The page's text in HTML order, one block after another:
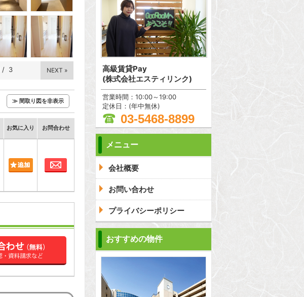
/ 3 NEXT »
≫ 間取り図を非表示
お気に入り お問合わせ
高級賃貸Pay
(株式会社エスティリンク)
営業時間：10:00～19:00
定休日：(年中無休)
03-5468-8899
メニュー
会社概要
お問い合わせ
プライバシーポリシー
おすすめの物件